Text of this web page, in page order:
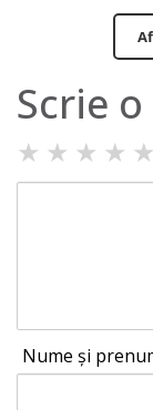
Scrie
★ ★ ★ ★ ★
Nume și